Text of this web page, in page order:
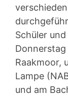
Schüler
Raakmoor,
Lampe
und am